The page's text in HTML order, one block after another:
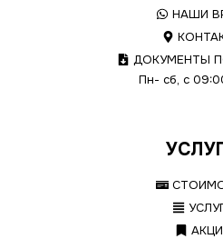
НАШИ
ДОКУМЕНТЫ
Пн- сб, с